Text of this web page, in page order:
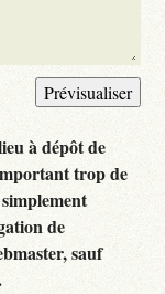
à dépôt de
trop de
de
sauf